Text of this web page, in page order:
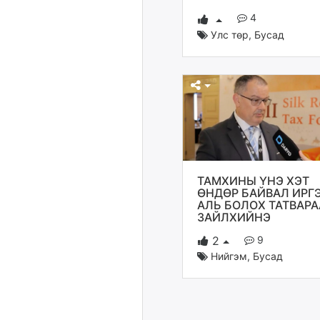
4
Улс төр, Бусад
ТАМХИНЫ ҮНЭ ХЭТ
ӨНДӨР БАЙВАЛ
АЛЬ БОЛОХ
ЗАЙЛХИЙНЭ
2
9
Нийгэм, Бусад